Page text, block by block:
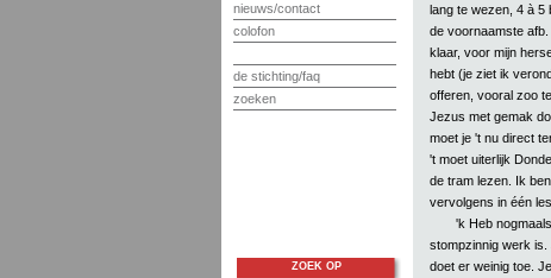
nieuws/contact
colofon
de stichting/faq
zoeken
lang te wezen, 4 à 5
de voornaamste
klaar, voor mijn
hebt (je ziet ik
offeren, vooral zoo
Jezus met gemak
moet je 't nu direct
't moet uiterlijk
de tram lezen. Ik
vervolgens in één
'k Heb
stompzinnig werk is.
doet er weinig toe.
ZOEK OP